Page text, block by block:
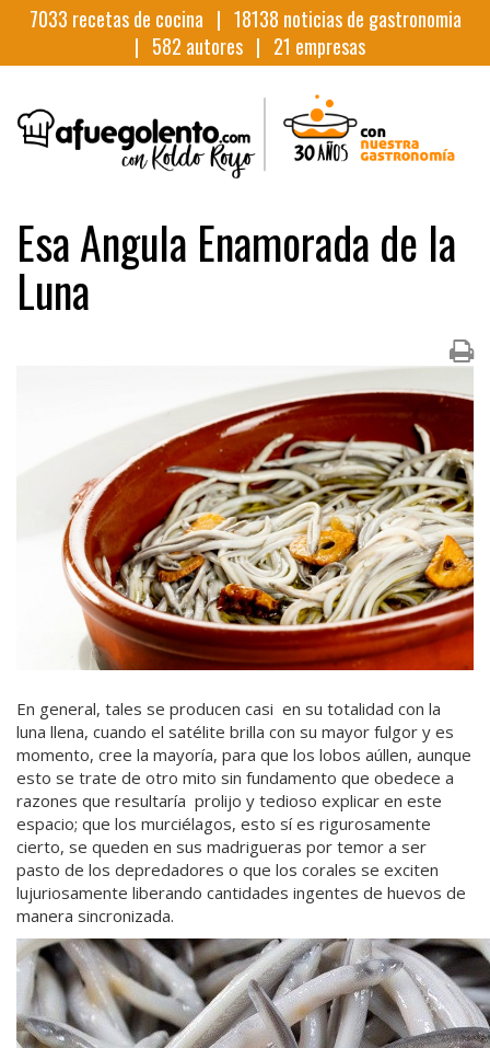
7033 recetas de cocina | 18138 noticias de gastronomia
| 582 autores | 21 empresas
Esa Angula Enamorada de la
Luna
En general, tales se producen casi en su totalidad con la
luna llena, cuando el satélite brilla con su mayor fulgor y es
momento, cree la mayoría, para que los lobos aúllen, aunque
esto se trate de otro mito sin fundamento que obedece a
razones que resultaría prolijo y tedioso explicar en este
espacio; que los murciélagos, esto sí es rigurosamente
cierto, se queden en sus madrigueras por temor a ser
pasto de los depredadores o que los corales se exciten
lujuriosamente liberando cantidades ingentes de huevos de
manera sincronizada.